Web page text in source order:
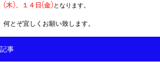
(木)、１４日(金)となります。
​何とぞ宜しくお願い致します。
記事